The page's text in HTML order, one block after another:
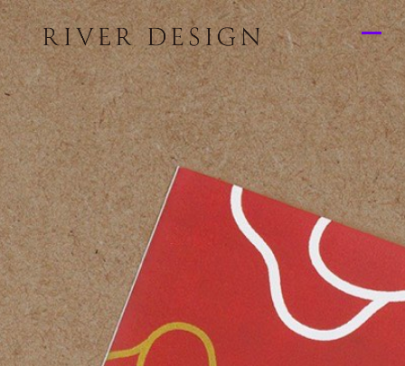
TOP トップ
WORKS 制作実績
ABOUT US 私たちのこと
OUR SERVICEできること
WORK FLOW
CONTACT お問い合わせ